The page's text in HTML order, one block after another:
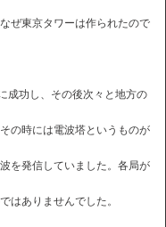
ぜ東京タワーは作られたので
成功し、その後次々と地方の
の時には電波塔というものが
を発信していました。各局が
はありませんでした。